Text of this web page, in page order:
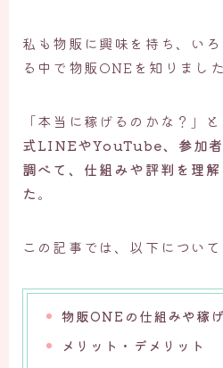
私も物販に興味を持ち、い
る中で物販ONEを知りました
「本当に稼げるのかな？」
式LINEやYouTube、参加
調べて、仕組みや評判を理
た。
この記事では、以下につい
物販ONEの仕組みや稼
メリット・デメリット